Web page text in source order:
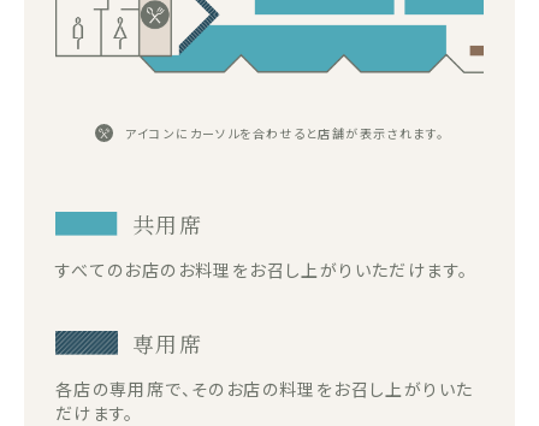
アイコンにカーソルを合わせると店舗が表示されます。
共用席
すべてのお店のお料理をお召し上がりいただけます。
専用席
各店の専用席で、そのお店の料理をお召し上がりいた
だけます。